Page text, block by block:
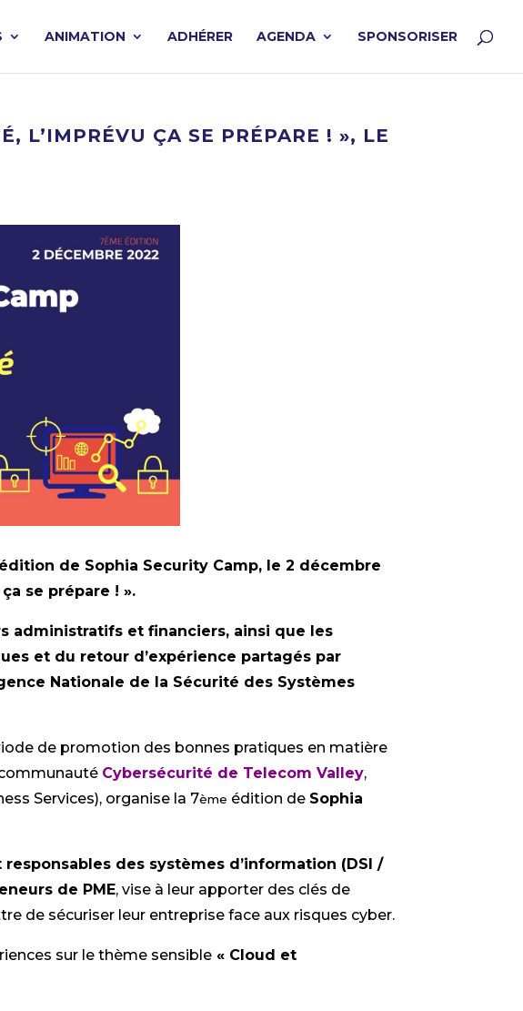
ANIMATION ADHÉRER AGENDA SPONSORISER
L’IMPRÉVU ÇA SE PRÉPARE ! », LE
de Sophia Security Camp, le 2 décembre
se prépare ! ».
administratifs et financiers, ainsi que les
et du retour d’expérience partagés par
Nationale de la Sécurité des Systèmes
de promotion des bonnes pratiques en matière
Cybersécurité de Telecom Valley,
Services), organise la 7ème édition de Sophia
des systèmes d’information (DSI /
de PME, vise à leur apporter des clés de
de sécuriser leur entreprise face aux risques cyber.
sur le thème sensible « Cloud et